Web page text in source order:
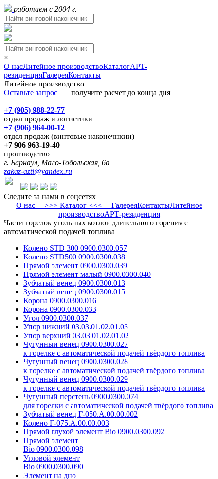
работаем с 2004 г.
×
О насЛитейное производствоКаталогАРТ-
резиденцияГалереяКонтакты
Литейное производство
Оставьте запрос получите расчет до конца дня
+7 (905) 988-22-77
отдел продаж и логистики
+7 (906) 964-00-12
отдел продаж (винтовые наконечнкии)
+7 906 963-19-40
производство
г. Барнаул, Мало-Тобольская, 6а
zakaz-aztl@yandex.ru
Следите за нами в соцсетях
О нас>>> Каталог <<< ГалереяКонтактыЛитейное
производствоАРТ-резиденция
Части горелок угольных котлов длительного горения с
автоматической подачей топлива
Колено STD 300 0900.0300.057
Колено STD500 0900.0300.038
Прямой элемент 0900.0300.039
Прямой элемент малый 0900.0300.040
Зубчатый венец 0900.0300.013
Зубчатый венец 0900.0300.015
Корона 0900.0300.016
Корона 0900.0300.033
Угол 0900.0300.037
Упор нижний 03.03.01.02.01.03
Упор верхний 03.03.01.02.01.02
Чугунный венец 0900.0300.027
к горелке с автоматической подачей твёрдого топлива
Чугунный венец 0900.0300.028
к горелке с автоматической подачей твёрдого топлива
Чугунный венец 0900.0300.029
к горелке с автоматической подачей твёрдого топлива
Чугунный перстень 0900.0300.074
для горелки с автоматической подачей твёрдого топлива
Зубчатый венец Г-050.А.00.00.002
Колено Г-075.А.00.00.003
Прямой глухой элемент Bio 0900.0300.092
Прямой элемент
Bio 0900.0300.098
Угловой элемент
Bio 0900.0300.090
Элемент на дно